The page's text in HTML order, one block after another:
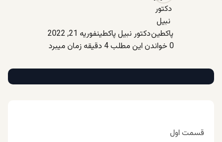
دکتور نبیل پاکطینفوریه 21, 2022
0 خواندن این مطلب 4 دقیقه زمان میبرد
قسمت اول